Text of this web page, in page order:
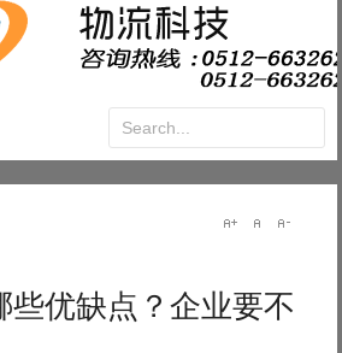
些优缺点？企业要不